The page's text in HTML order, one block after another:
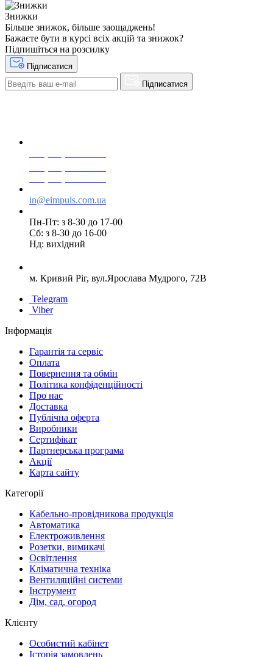
Знижки
Більше знижок, більше заощаджень!
Бажаєте бути в курсі всіх акцій та знижок?
Підпишіться на розсилку
Підписатися
Підписатися
in@eimpuls.com.ua
Пн-Пт: з 8-30 до 17-00
Сб: з 8-30 до 16-00
Нд: вихідний
м. Кривий Ріг, вул.Ярослава Мудрого, 72В
Telegram
Viber
Інформація
Гарантія та сервіс
Оплата
Повернення та обмін
Політика конфіденційності
Про нас
Доставка
Публічна оферта
Виробники
Сертифікат
Партнерська програма
Акції
Карта сайту
Категорії
Кабельно-провідникова продукція
Автоматика
Електроживлення
Розетки, вимикачі
Освітлення
Кліматична техніка
Вентиляційні системи
Інструмент
Дім, сад, огород
Клієнту
Особистий кабінет
Історія замовлень